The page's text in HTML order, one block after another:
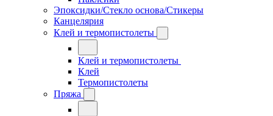
Эпоксидки/Стекло основа/Стикеры
Канцелярия
Клей и термопистолеты
Клей и термопистолеты
Клей
Термопистолеты
Пряжа